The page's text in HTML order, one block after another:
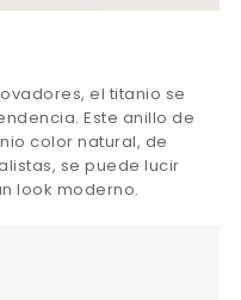
el titanio se
Este anillo de
color natural, de
se puede lucir
look moderno.